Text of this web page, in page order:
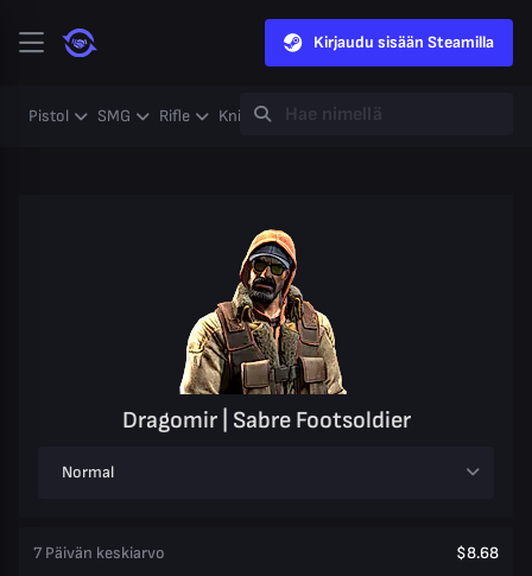
Kirjaudu sisään Steamilla
Pistol SMG Rifle Knife Gloves Heavy
Dragomir | Sabre Footsoldier
Normal
7 Päivän keskiarvo $8.68